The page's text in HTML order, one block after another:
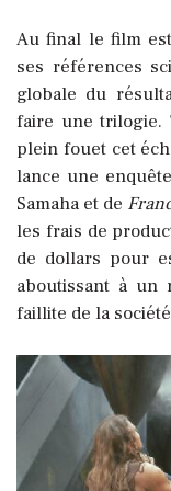
Au final le film
ses références
globale du
faire une trilogie.
plein fouet cet
lance une
Samaha et de
les frais de
de dollars pour
aboutissant à un
faillite de la